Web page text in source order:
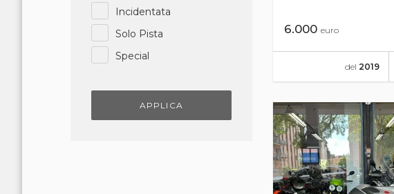
Incidentata
Solo Pista
Special
APPLICA
6.000 euro
del 2019